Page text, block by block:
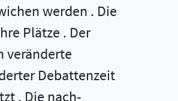
werden . Die
Plätze . Der
veränderte
Debattenzeit
. Die nach-